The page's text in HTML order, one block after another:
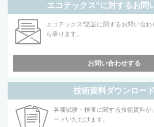
エコテックス®に対するお問
エコテックス®認証に関するお問い合
ら承ります。
お問い合わせする
技術資料ダウンロード
各種試験・検査に関する技術資料が
ードいただけます。